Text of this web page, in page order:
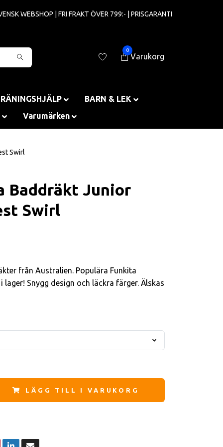
WEBSHOP | FRI FRAKT ÖVER 799:- | PRISGARANTI
0
Varukorg
BARN & LEK
Varumärken
Swirl
Baddräkt Junior
Swirl
från Australien. Populära Funkita
lager! Snygg design och läckra färger. Älskas
LÄGG TILL I VARUKORG